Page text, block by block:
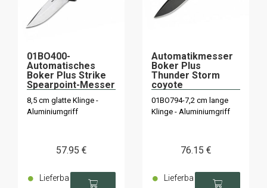
01BO400-
Automatisches
Boker Plus Strike
Spearpoint-Messer
8,5 cm glatte Klinge -
Aluminiumgriff
57.95 €
Lieferba
Automatikmesser
Boker Plus
Thunder Storm
coyote
01BO794-7,2 cm lange
Klinge - Aluminiumgriff
76.15 €
Lieferba